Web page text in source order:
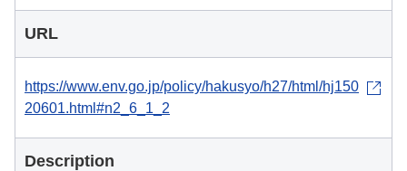
URL
https://www.env.go.jp/policy/hakusyo/h27/html/hj150
20601.html#n2_6_1_2
Description